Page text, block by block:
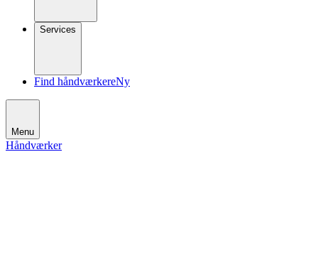
Services
Find håndværkereNy
Menu
Håndværker